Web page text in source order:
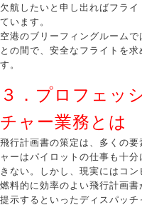
欠航したいと申し出ればフラ
ています。
空港のブリーフィングルーム
との間で、安全なフライトを
す。
３． プロフェッ
チャー業務とは
飛行計画書の策定は、多くの
ャーはパイロットの仕事も十
きない。しかし、現実にはコ
燃料的に効率のよい飛行計画
提示するといったディスパッ